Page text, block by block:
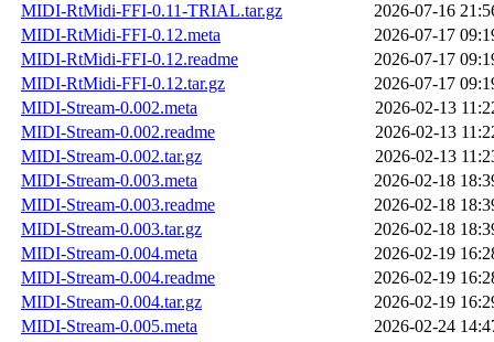
MIDI-RtMidi-FFI-0.11-TRIAL.tar.gz
2026-07-16
MIDI-RtMidi-FFI-0.12.meta
2026-07-17
MIDI-RtMidi-FFI-0.12.readme
2026-07-17
MIDI-RtMidi-FFI-0.12.tar.gz
2026-07-17
MIDI-Stream-0.002.meta
2026-02-13
MIDI-Stream-0.002.readme
2026-02-13
MIDI-Stream-0.002.tar.gz
2026-02-13
MIDI-Stream-0.003.meta
2026-02-18
MIDI-Stream-0.003.readme
2026-02-18
MIDI-Stream-0.003.tar.gz
2026-02-18
MIDI-Stream-0.004.meta
2026-02-19
MIDI-Stream-0.004.readme
2026-02-19
MIDI-Stream-0.004.tar.gz
2026-02-19
MIDI-Stream-0.005.meta
2026-02-24